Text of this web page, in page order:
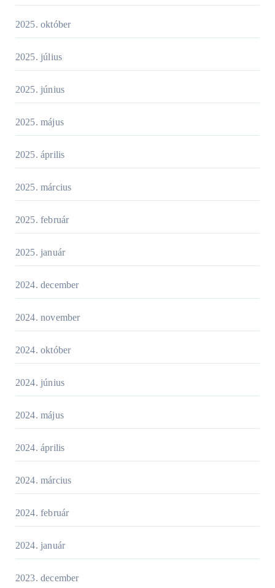
2025. október
2025. július
2025. június
2025. május
2025. április
2025. március
2025. február
2025. január
2024. december
2024. november
2024. október
2024. június
2024. május
2024. április
2024. március
2024. február
2024. január
2023. december